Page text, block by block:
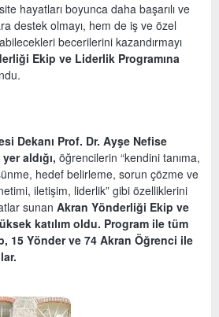
hayatları boyunca daha başarılı ve
destek olmayı, hem de iş ve özel
becerilerini kazandırmayı
Ekip ve Liderlik Programına
Dekanı Prof. Dr. Ayşe Nefise
aldığı, öğrencilerin “kendini tanıma,
hedef belirleme, sorun çözme ve
iletişim, liderlik” gibi özelliklerini
sunan Akran Yönderliği Ekip ve
katılım oldu. Program ile tüm
15 Yönder ve 74 Akran Öğrenci ile